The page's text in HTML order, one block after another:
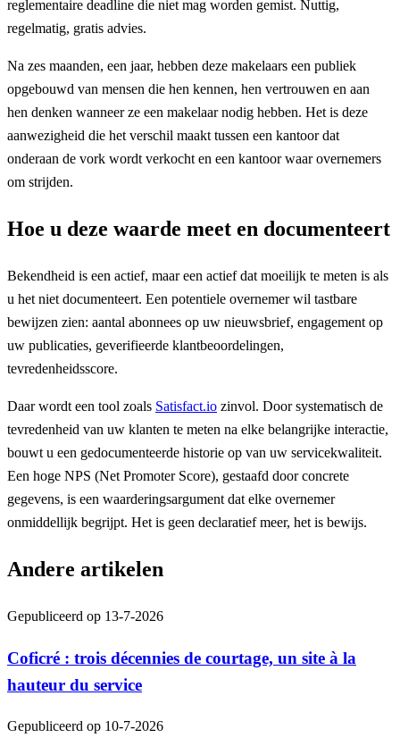
reglementaire deadline die niet mag worden gemist. Nuttig,
regelmatig, gratis advies.
Na zes maanden, een jaar, hebben deze makelaars een publiek
opgebouwd van mensen die hen kennen, hen vertrouwen en aan
hen denken wanneer ze een makelaar nodig hebben. Het is deze
aanwezigheid die het verschil maakt tussen een kantoor dat
onderaan de vork wordt verkocht en een kantoor waar overnemers
om strijden.
Hoe u deze waarde meet en documenteert
Bekendheid is een actief, maar een actief dat moeilijk te meten is als
u het niet documenteert. Een potentiele overnemer wil tastbare
bewijzen zien: aantal abonnees op uw nieuwsbrief, engagement op
uw publicaties, geverifieerde klantbeoordelingen,
tevredenheidsscore.
Daar wordt een tool zoals Satisfact.io zinvol. Door systematisch de
tevredenheid van uw klanten te meten na elke belangrijke interactie,
bouwt u een gedocumenteerde historie op van uw servicekwaliteit.
Een hoge NPS (Net Promoter Score), gestaafd door concrete
gegevens, is een waarderingsargument dat elke overnemer
onmiddellijk begrijpt. Het is geen declaratief meer, het is bewijs.
Andere artikelen
Gepubliceerd op 13-7-2026
Coficré : trois décennies de courtage, un site à la
hauteur du service
Gepubliceerd op 10-7-2026